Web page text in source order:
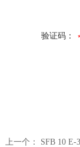
验证码：
上一个： SFB 10 E-